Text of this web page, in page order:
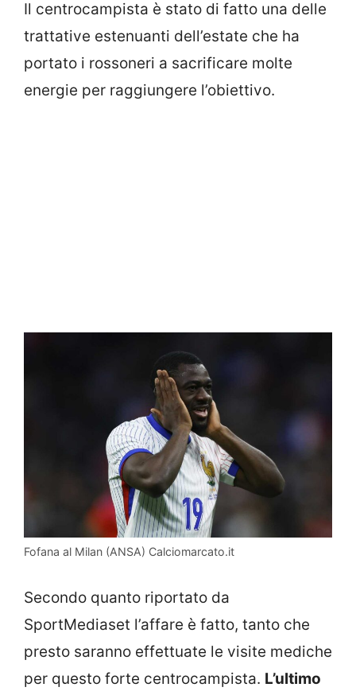
Il centrocampista è stato di fatto una delle
trattative estenuanti dell’estate che ha
portato i rossoneri a sacrificare molte
energie per raggiungere l’obiettivo.
Fofana al Milan (ANSA) Calciomarcato.it
Secondo quanto riportato da
SportMediaset l’affare è fatto, tanto che
presto saranno effettuate le visite mediche
per questo forte centrocampista. L’ultimo